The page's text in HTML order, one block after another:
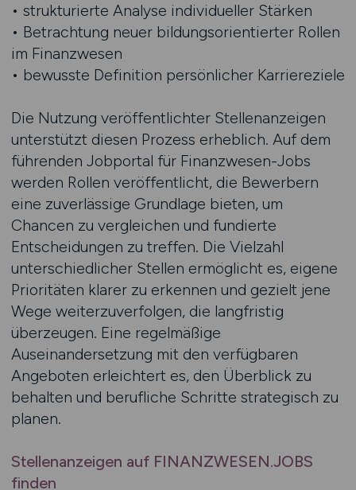
• strukturierte Analyse individueller Stärken
• Betrachtung neuer bildungsorientierter Rollen
im Finanzwesen
• bewusste Definition persönlicher Karriereziele
Die Nutzung veröffentlichter Stellenanzeigen
unterstützt diesen Prozess erheblich. Auf dem
führenden Jobportal für Finanzwesen-Jobs
werden Rollen veröffentlicht, die Bewerbern
eine zuverlässige Grundlage bieten, um
Chancen zu vergleichen und fundierte
Entscheidungen zu treffen. Die Vielzahl
unterschiedlicher Stellen ermöglicht es, eigene
Prioritäten klarer zu erkennen und gezielt jene
Wege weiterzuverfolgen, die langfristig
überzeugen. Eine regelmäßige
Auseinandersetzung mit den verfügbaren
Angeboten erleichtert es, den Überblick zu
behalten und berufliche Schritte strategisch zu
planen.
Stellenanzeigen auf FINANZWESEN.JOBS
finden